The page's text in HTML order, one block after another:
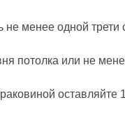
менее одной трети
потолка или не
оставляйте